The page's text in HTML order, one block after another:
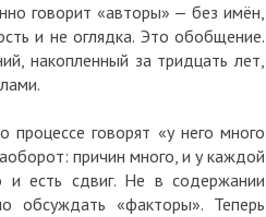
говорит «авторы» — без имён,
и не оглядка. Это обобщение.
накопленный за тридцать лет,
говорят «у него много
причин много, и у каждой
и есть сдвиг. Не в содержании
обсуждать «факторы». Теперь